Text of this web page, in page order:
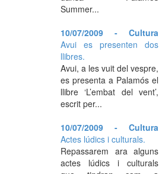
Summer...
10/07/2009 - Cultura
Avui es presenten dos
llibres.
Avui, a les vuit del vespre,
es presenta a Palamós el
llibre ‘L’embat del vent’,
escrit per...
10/07/2009 - Cultura
Actes lúdics i culturals.
Repassarem ara alguns
actes lúdics i culturals